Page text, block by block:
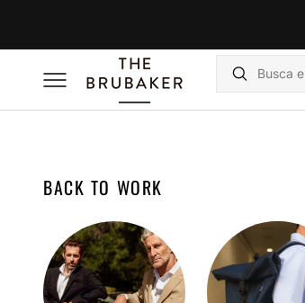
Buscar
RECOPILACIÓN:
BACK TO WORK